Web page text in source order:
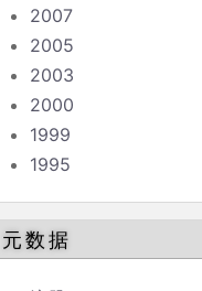
2007
2005
2003
2000
1999
1995
元数据